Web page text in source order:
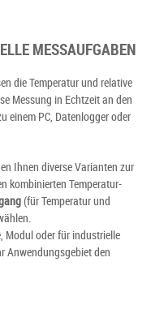
MESSAUFGABEN
die Temperatur und relative
Messung in Echtzeit an den
einem PC, Datenlogger oder
Ihnen diverse Varianten zur
kombinierten Temperatur-
(für Temperatur und
Modul oder für industrielle
Anwendungsgebiet den